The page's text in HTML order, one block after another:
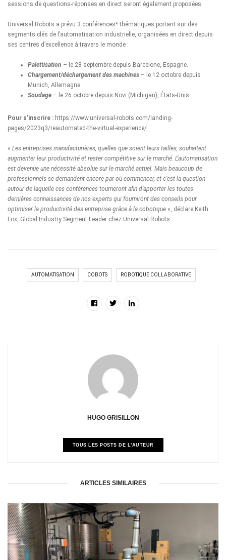
sessions de questions-réponses en direct seront également proposées.
Universal Robots a prévu 3 conférences* thématiques portant sur des
segments clés de l’automatisation industrielle, organisées en direct depuis
ses centres d’excellence à travers le monde :
Palettisation – le 28 septembre depuis Barcelone, Espagne.
Chargement/déchargement des machines – le 12 octobre depuis
Munich, Allemagne.
Soudage – le 26 octobre depuis Novi (Michigan), États-Unis.
Pour s’inscrire : https://www.universal-robots.com/landing-
pages/2023q3/reautomated-the-virtual-experience/
« Les entreprises manufacturières, quelles que soient leurs tailles, souhaitent
augmenter leur productivité et rester compétitive sur le marché. L’automatisation
est devenue une nécessité absolue sur le marché actuel. Mais beaucoup de
professionnels se demandent encore par où commencer, et c’est la question
autour de laquelle ces conférences tourneront afin d’apporter les toutes
dernières connaissances de nos experts qui fourniront des conseils pour
optimiser la productivité des entreprise grâce à la cobotique », déclare Keith
Fox, Global Industry Segment Leader chez Universal Robots.
AUTOMATISATION COBOTS ROBOTIQUE COLLABORATIVE
HUGO GRISILLON
TOUS LES POSTS DE L'AUTEUR
ARTICLES SIMILAIRES